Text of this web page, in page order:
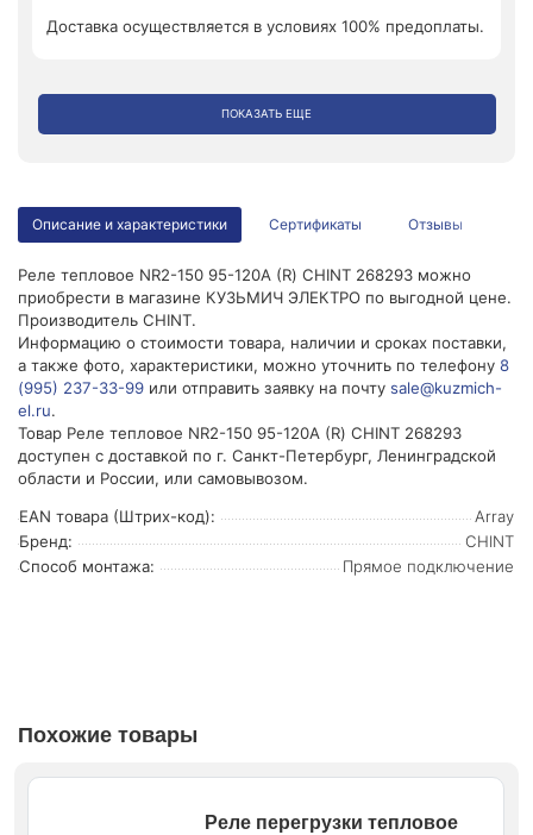
Доставка осуществляется в условиях 100% предоплаты.
ПОКАЗАТЬ ЕЩЕ
Описание и характеристики Сертификаты Отзывы
Реле тепловое NR2-150 95-120А (R) CHINT 268293 можно
приобрести в магазине КУЗЬМИЧ ЭЛЕКТРО по выгодной цене.
Производитель CHINT.
Информацию о стоимости товара, наличии и сроках поставки,
а также фото, характеристики, можно уточнить по телефону 8
(995) 237-33-99 или отправить заявку на почту sale@kuzmich-
el.ru.
Товар Реле тепловое NR2-150 95-120А (R) CHINT 268293
доступен с доставкой по г. Санкт-Петербург, Ленинградской
области и России, или самовывозом.
EAN товара (Штрих-код):
Array
Бренд:
CHINT
Способ монтажа:
Прямое подключение
Похожие товары
Реле перегрузки тепловое